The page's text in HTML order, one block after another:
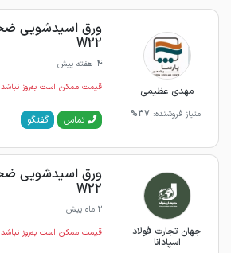
مهدی عظیمی
امتیاز فروشنده: 37%
W22
4 هفته پیش
قیمت ممکن است به‌روز نباشد
تماس گفتگو
جهان تجارت فولاد
اسپادانا
W22
2 ماه پیش
قیمت ممکن است به‌روز نباشد